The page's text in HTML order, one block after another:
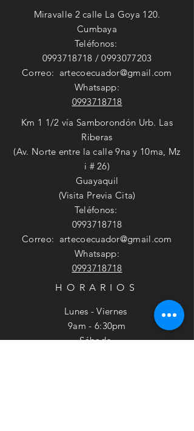
Miravalle 2 calle La Goya 120.
Cumbaya
Teléfonos:
0993718718 /0993077203
Correo: artecoecuador@gmail.com
Whatsapp:
0993718718
Km 1 1/2 vía Samborondón Urb. Las
Riberas
(Av. Norte entre la calle 9na y 10ma, Mz
i # 26)
Guayaquil
(Visita Previa Cita)
Teléfonos:
0993718718
Correo: artecoecuador@gmail.com
Whatsapp:
0993718718
HORARIOS
Lunes - Viernes
9am - 6:30pm
​​Sábado